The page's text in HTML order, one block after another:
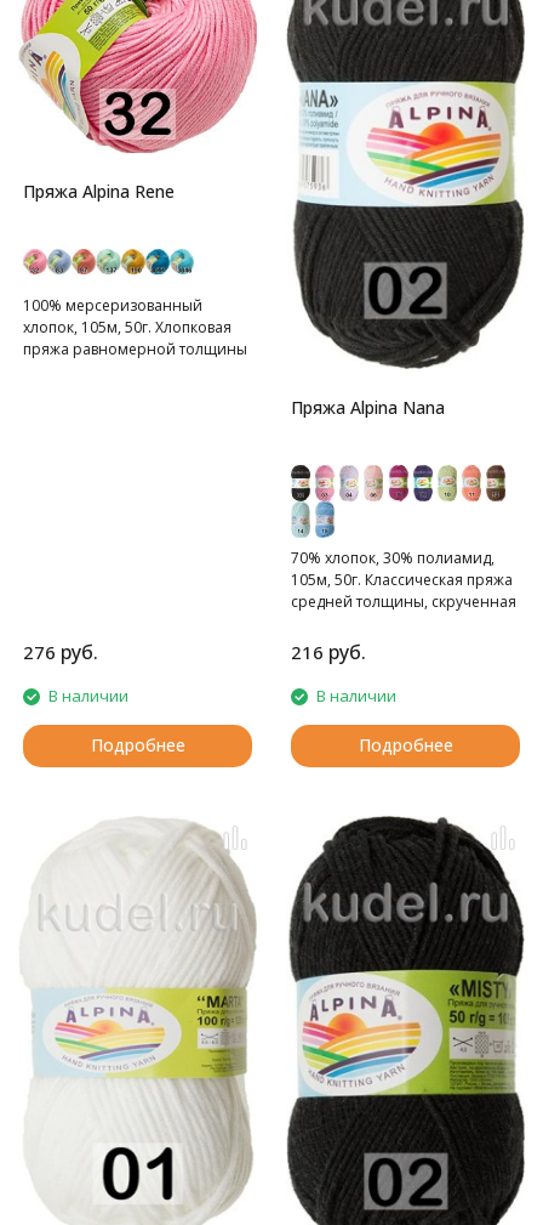
Пряжа Alpina Rene
100% мерсеризованный
хлопок, 105м, 50г. Хлопковая
пряжа равномерной толщины
276 руб.
В наличии
Подробнее
Пряжа Alpina Nana
70% хлопок, 30% полиамид,
105м, 50г. Классическая пряжа
средней толщины, скрученная
216 руб.
В наличии
Подробнее